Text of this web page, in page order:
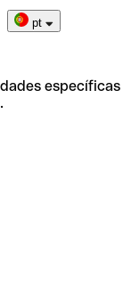
pt